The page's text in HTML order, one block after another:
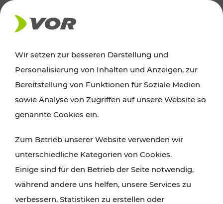
AKTUELLES
Ausflugstipps
Wien, Niederösterreich und das Burgenland
Wanderungen, Kultur und Gastronomie,
Radtouren oder purer Naturgenuss – viele
Attraktionen sind mit den Ticket- und Fahrplan-
Angeboten des VOR gut und schnell erreichbar.
Wir setzen zur besseren Darstellung und
Personalisierung von Inhalten und Anzeigen, zur
Bereitstellung von Funktionen für Soziale Medien
sowie Analyse von Zugriffen auf unsere Website so
genannte Cookies ein.
Zum Betrieb unserer Website verwenden wir
unterschiedliche Kategorien von Cookies.
Einige sind für den Betrieb der Seite notwendig,
während andere uns helfen, unsere Services zu
verbessern, Statistiken zu erstellen oder